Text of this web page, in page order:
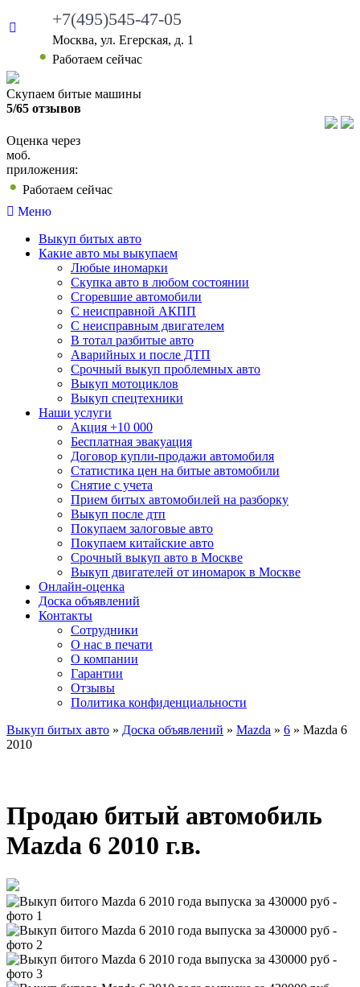
+7(495)545-47-05
Москва, ул. Егерская, д. 1
Работаем сейчас
Скупаем битые машины
5/65 отзывов
Оценка через
моб.
приложения:
Работаем сейчас
Меню
Выкуп битых авто
Какие авто мы выкупаем
Любые иномарки
Скупка авто в любом состоянии
Сгоревшие автомобили
С неисправной АКПП
С неисправным двигателем
В тотал разбитые авто
Аварийных и после ДТП
Срочный выкуп проблемных авто
Выкуп мотоциклов
Выкуп спецтехники
Наши услуги
Акция +10 000
Бесплатная эвакуация
Договор купли-продажи автомобиля
Статистика цен на битые автомобили
Снятие с учета
Прием битых автомобилей на разборку
Выкуп после дтп
Покупаем залоговые авто
Покупаем китайские авто
Срочный выкуп авто в Москве
Выкуп двигателей от иномарок в Москве
Онлайн-оценка
Доска объявлений
Контакты
Сотрудники
О нас в печати
О компании
Гарантии
Отзывы
Политика конфиденциальности
Выкуп битых авто » Доска объявлений » Mazda » 6 » Mazda 6
2010
Продаю битый автомобиль
Mazda 6 2010 г.в.